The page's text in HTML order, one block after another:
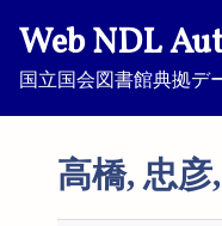
Web NDL
国立国会図書館典拠デ
高橋, 忠彦